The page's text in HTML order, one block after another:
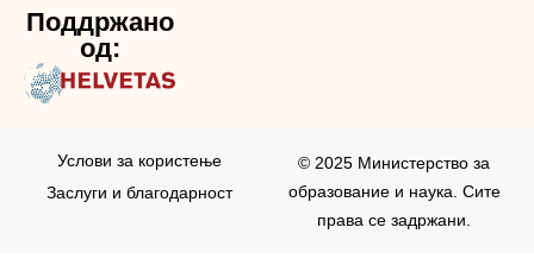
Поддржано
од:
© 2025 Министерство за
образование и наука. Сите
права се задржани.
Услови за користењe
Заслуги и благодарност